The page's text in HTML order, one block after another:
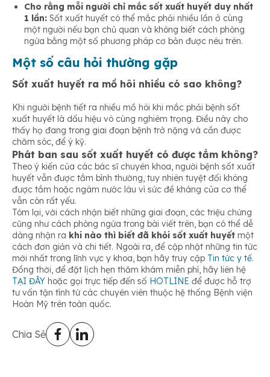
Cho rằng mỗi người chỉ mắc sốt xuất huyết duy nhất
1 lần: Sốt xuất huyết có thể mắc phải nhiều lần ở cùng
một người nếu bạn chủ quan và không biết cách phòng
ngừa bằng một số phương pháp cơ bản được nêu trên.
Một số câu hỏi thường gặp
Sốt xuất huyết ra mồ hôi nhiều có sao không?
Khi người bệnh tiết ra nhiều mồ hôi khi mắc phải bệnh sốt
xuất huyết là dấu hiệu vô cùng nghiêm trọng. Điều này cho
thấy họ đang trong giai đoạn bệnh trở nặng và cần được
chăm sóc, để ý kỹ.
Phát ban sau sốt xuất huyết có được tắm không?
Theo ý kiến của các bác sĩ chuyên khoa, người bệnh sốt xuất
huyết vẫn được tắm bình thường, tuy nhiên tuyệt đối không
được tắm hoặc ngâm nước lâu vì sức đề kháng của cơ thể
vẫn còn rất yếu.
Tóm lại, với cách nhận biết những giai đoạn, các triệu chứng
cũng như cách phòng ngừa trong bài viết trên, bạn có thể dễ
dàng nhận ra khi nào thì biết đã khỏi sốt xuất huyết một
cách đơn giản và chi tiết. Ngoài ra, để cập nhật những tin tức
mới nhất trong lĩnh vực y khoa, bạn hãy truy cập Tin tức y tế.
Đồng thời, để đặt lịch hẹn thăm khám miễn phí, hãy liên hệ
TẠI ĐÂY hoặc gọi trực tiếp đến số HOTLINE để được hỗ trợ
tư vấn tận tình từ các chuyên viên thuộc hệ thống Bệnh viện
Hoàn Mỹ trên toàn quốc.
Chia Sẻ